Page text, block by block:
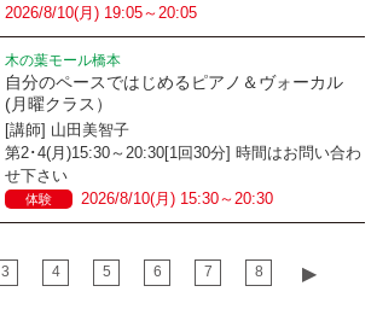
2026/8/10(月) 19:05～20:05
木の葉モール橋本
自分のペースではじめるピアノ＆ヴォーカル
(月曜クラス）
[講師] 山田美智子
第2･4(月)15:30～20:30[1回30分] 時間はお問い合わ
せ下さい
体験 2026/8/10(月) 15:30～20:30
3 4 5 6 7 8 ▶︎